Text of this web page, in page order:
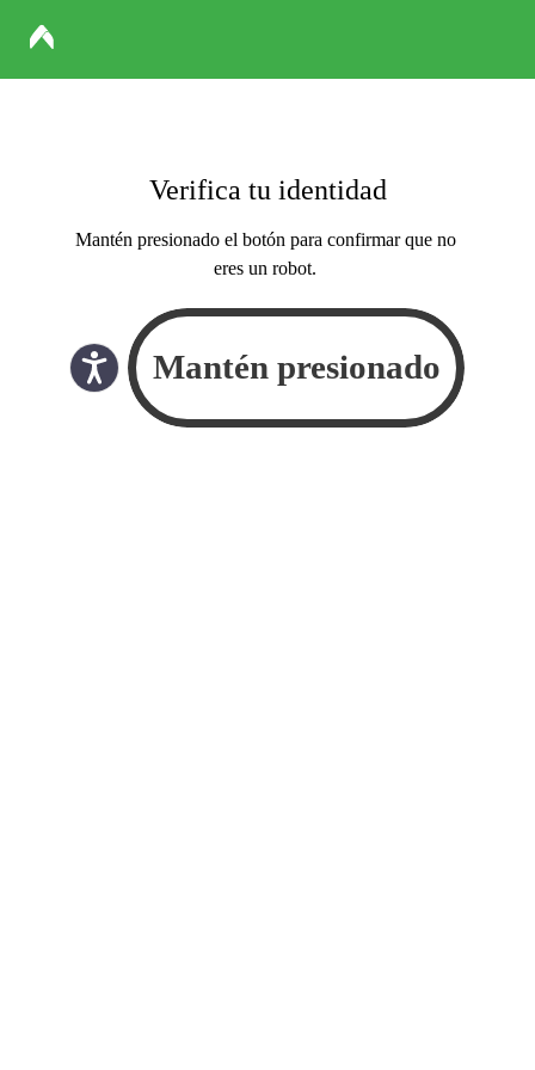
Verifica tu identidad
Mantén presionado el botón para confirmar que no
eres un robot.